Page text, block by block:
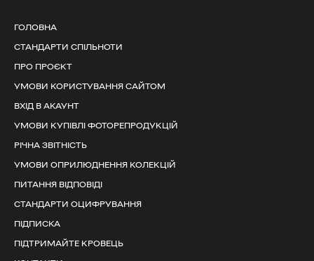
ГОЛОВНА
СТАНДАРТИ СПІЛЬНОТИ
ПРО ПРОЄКТ
УМОВИ КОРИСТУВАННЯ САЙТОМ
ВХІД В АКАУНТ
УМОВИ КУПІВЛІ ФОТОРЕПРОДУКЦІЙ
РІЧНА ЗВІТНІСТЬ
УМОВИ ОПРИЛЮДНЕННЯ КОЛЕКЦІЙ
ПИТАННЯ ВІДПОВІДІ
СТАНДАРТИ ОЦИФРУВАННЯ
ПІДПИСКА
ПІДТРИМАЙТЕ КРОВЕЦЬ